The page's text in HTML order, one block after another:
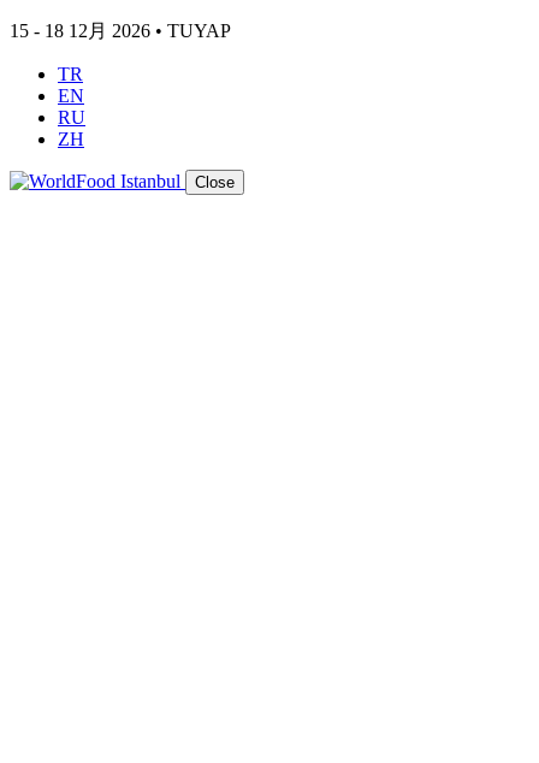
15 - 18 12月 2026 • TUYAP
TR
EN
RU
ZH
Close